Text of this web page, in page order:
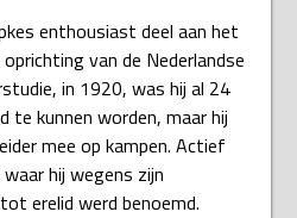
enthousiast deel aan het
van de Nederlandse
in 1920, was hij al 24
te kunnen worden, maar hij
mee op kampen. Actief
hij wegens zijn
erelid werd benoemd.